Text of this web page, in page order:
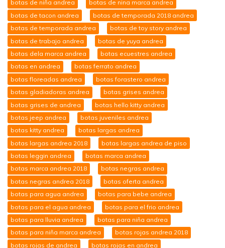
botas de niña andrea
botas de nina marca andrea
botas de tacon andrea
botas de temporada 2018 andrea
botas de temporada andrea
botas de toy story andrea
botas de trabajo andrea
botas de yuya andrea
botas dela marca andrea
botas ecuestres andrea
botas en andrea
botas ferrato andrea
botas floreadas andrea
botas forastero andrea
botas gladiadoras andrea
botas grises andrea
botas grises de andrea
botas hello kitty andrea
botas jeep andrea
botas juveniles andrea
botas kitty andrea
botas largas andrea
botas largas andrea 2018
botas largas andrea de piso
botas leggin andrea
botas marca andrea
botas marca andrea 2018
botas negras andrea
botas negras andrea 2018
botas oferta andrea
botas para agua andrea
botas para bebe andrea
botas para el agua andrea
botas para el frio andrea
botas para lluvia andrea
botas para niña andrea
botas para niña marca andrea
botas rojas andrea 2018
botas rojas de andrea
botas rojas en andrea